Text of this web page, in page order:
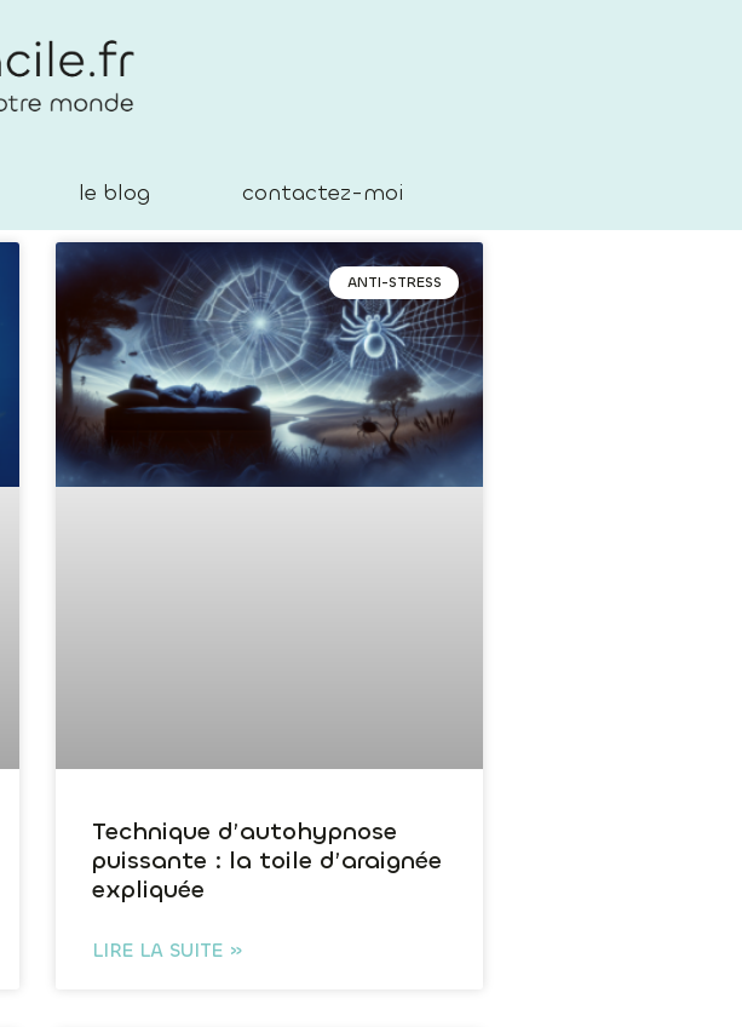
le blog contactez-moi
ANTI-STRESS
Technique d’autohypnose
puissante : la toile d’araignée
expliquée
LIRE LA SUITE »